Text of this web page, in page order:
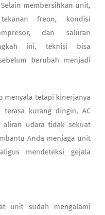
membersihkan unit,
freon, kondisi
dan saluran
ini, teknisi bisa
berubah menjadi
menyala tetapi kinerjanya
terasa kurang dingin, AC
udara tidak sekuat
Anda menjaga unit
mendeteksi gejala
unit sudah mengalami